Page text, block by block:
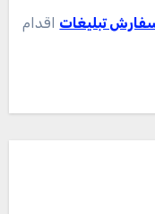
تبلیغات اقدام